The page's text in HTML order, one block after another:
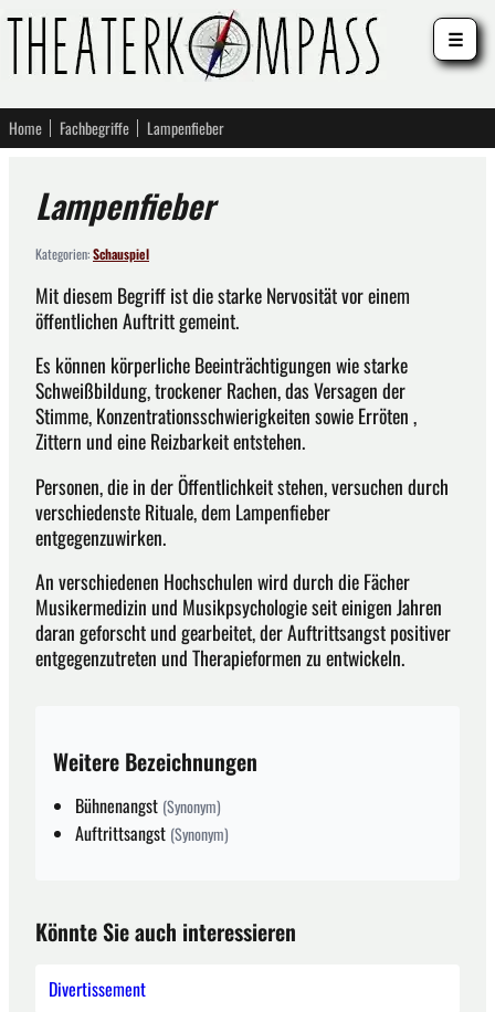
Home Fachbegriffe Lampenfieber
Lampenfieber
Kategorien:Schauspiel
Mit diesem Begriff ist die starke Nervosität vor einem
öffentlichen Auftritt gemeint.
Es können körperliche Beeinträchtigungen wie starke
Schweißbildung, trockener Rachen, das Versagen der
Stimme, Konzentrationsschwierigkeiten sowie Erröten ,
Zittern und eine Reizbarkeit entstehen.
Personen, die in der Öffentlichkeit stehen, versuchen durch
verschiedenste Rituale, dem Lampenfieber
entgegenzuwirken.
An verschiedenen Hochschulen wird durch die Fächer
Musikermedizin und Musikpsychologie seit einigen Jahren
daran geforscht und gearbeitet, der Auftrittsangst positiver
entgegenzutreten und Therapieformen zu entwickeln.
Weitere Bezeichnungen
Bühnenangst (Synonym)
Auftrittsangst (Synonym)
Könnte Sie auch interessieren
Divertissement
☰